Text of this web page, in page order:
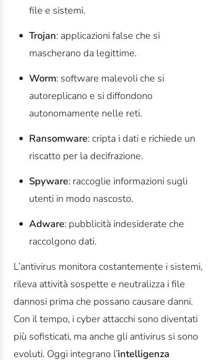
file e sistemi.
Trojan: applicazioni false che si
mascherano da legittime.
Worm: software malevoli che si
autoreplicano e si diffondono
autonomamente nelle reti.
Ransomware: cripta i dati e richiede un
riscatto per la decifrazione.
Spyware: raccoglie informazioni sugli
utenti in modo nascosto.
Adware: pubblicità indesiderate che
raccolgono dati.
L’antivirus monitora costantemente i sistemi,
rileva attività sospette e neutralizza i file
dannosi prima che possano causare danni.
Con il tempo, i cyber attacchi sono diventati
più sofisticati, ma anche gli antivirus si sono
evoluti. Oggi integrano l’intelligenza